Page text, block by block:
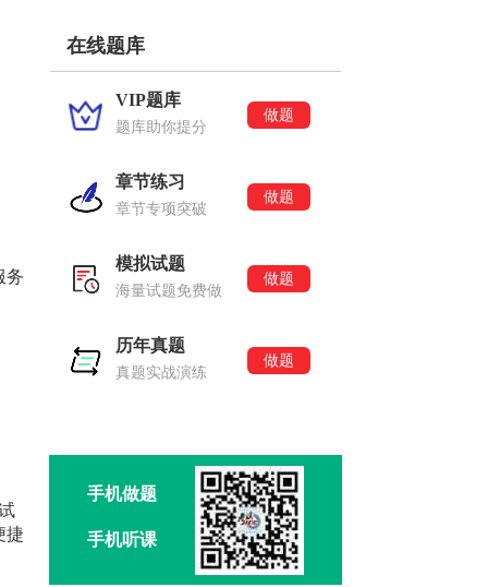
务
捷
在线题库
VIP题库
题库助你提分
做题
章节练习
章节专项突破
做题
模拟试题
海量试题免费做
做题
历年真题
真题实战演练
做题
手机做题
手机听课